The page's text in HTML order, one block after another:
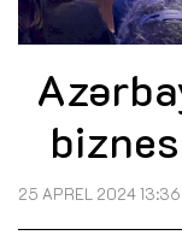
25 APREL 2024 13:36